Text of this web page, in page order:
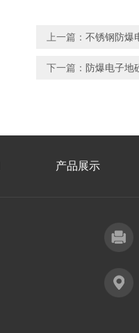
上一篇： 不锈钢防爆
下一篇： 防爆电子地
产品展示